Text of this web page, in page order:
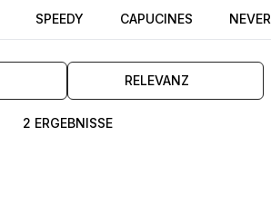
SPEEDY CAPUCINES
RELEVANZ
2 ERGEBNISSE